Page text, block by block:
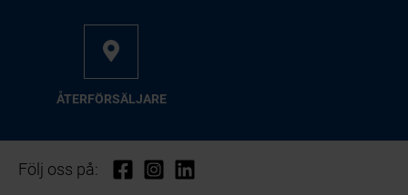
ÅTERFÖRSÄLJARE
Följ oss på: